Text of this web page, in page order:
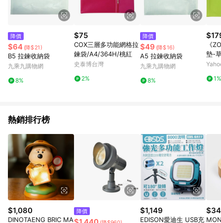
降價
$64 (降$21)
B5 拉鍊收納袋
九乘九購物網
8%
$75
COX三層多功能網格拉
鍊袋/A4/364H/桃紅
史泰博台灣
2%
降價
$49 (降$16)
A5 拉鍊收納袋
九乘九購物網
8%
《
墊-
1%
熱銷排行榜
$1,080
DINOTAENG BRIC MA
降價 $1,149
EDISON愛迪生 USB充